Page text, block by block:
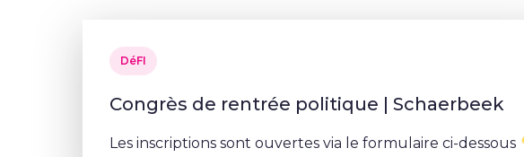
DéFI
Congrès de rentrée politique | Schaerbeek
Les inscriptions sont ouvertes via le formulaire ci-dessous